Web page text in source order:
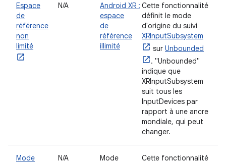
Espace
de
référence
non
limité
N/A
Android XR :
espace
de
référence
illimité
Cette fonctionnalité
définit le mode
d'origine du suivi
XRInputSubsystem
sur Unbounded
. "Unbounded"
indique que
XRInputSubsystem
suit tous les
InputDevices par
rapport à une ancre
mondiale, qui peut
changer.
Mode N/A Mode Cette fonctionnalité